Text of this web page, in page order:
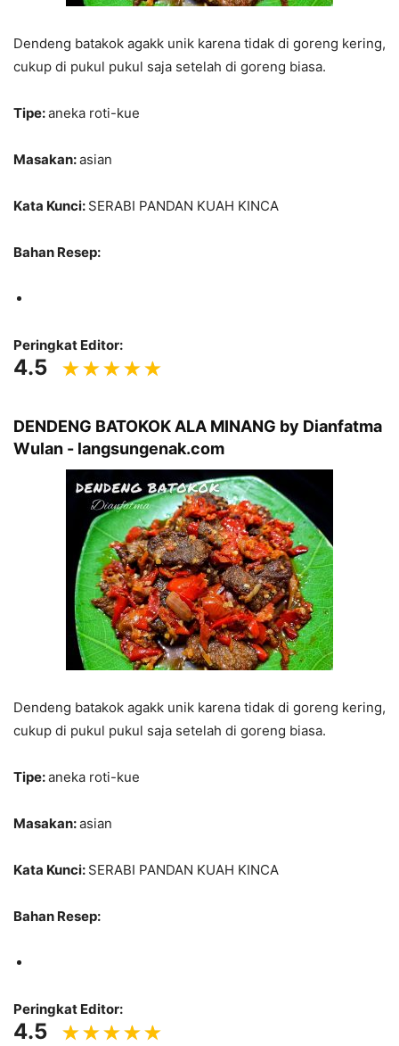
Dendeng batakok agakk unik karena tidak di goreng kering,
cukup di pukul pukul saja setelah di goreng biasa.
Tipe:aneka roti-kue
Masakan:asian
Kata Kunci: SERABI PANDAN KUAH KINCA
Bahan Resep:
Peringkat Editor:
4.5
DENDENG BATOKOK ALA MINANG by Dianfatma
Wulan - langsungenak.com
Dendeng batakok agakk unik karena tidak di goreng kering,
cukup di pukul pukul saja setelah di goreng biasa.
Tipe:aneka roti-kue
Masakan:asian
Kata Kunci: SERABI PANDAN KUAH KINCA
Bahan Resep:
Peringkat Editor:
4.5